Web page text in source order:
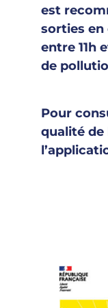
est
sorties en
entre 11h
de
Pour
qualité de